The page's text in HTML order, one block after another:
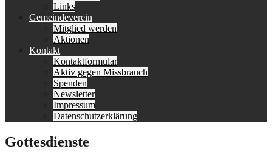
Links
Gemeindeverein
Mitglied werden
Aktionen
Kontakt
Kontaktformular
Aktiv gegen Missbrauch
Spenden
Newsletter
Impressum
Datenschutzerklärung
Gottesdienste